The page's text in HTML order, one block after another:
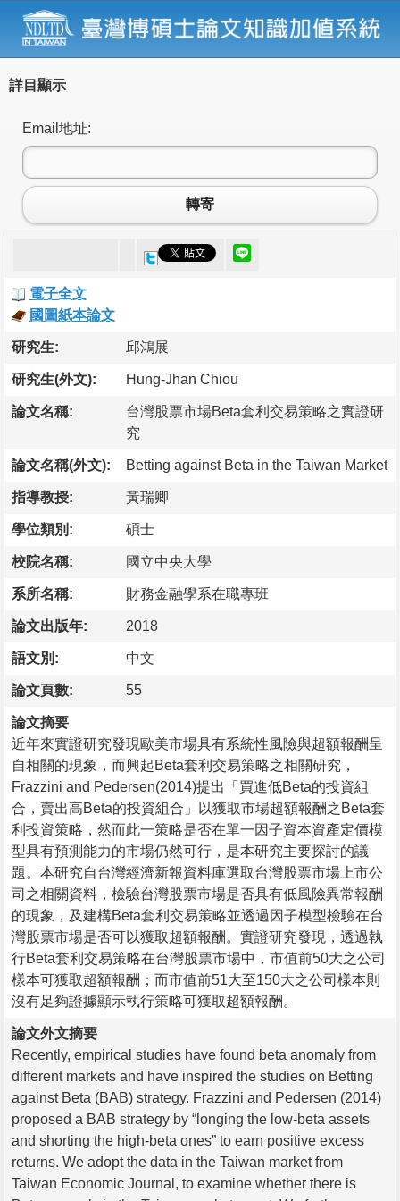
詳目顯示
Email地址:
轉寄
電子全文
國圖紙本論文
研究生: 邱鴻展
研究生(外文): Hung-Jhan Chiou
論文名稱:
台灣股票市場Beta套利交易策略之實證研
究
論文名稱(外文): Betting against Beta in the Taiwan Market
指導教授: 黃瑞卿
學位類別: 碩士
校院名稱: 國立中央大學
系所名稱: 財務金融學系在職專班
論文出版年: 2018
語文別: 中文
論文頁數: 55
論文摘要
近年來實證研究發現歐美市場具有系統性風險與超額報酬呈
自相關的現象，而興起Beta套利交易策略之相關研究，
Frazzini and Pedersen(2014)提出「買進低Beta的投資組
合，賣出高Beta的投資組合」以獲取市場超額報酬之Beta套
利投資策略，然而此一策略是否在單一因子資本資產定價模
型具有預測能力的市場仍然可行，是本研究主要探討的議
題。本研究自台灣經濟新報資料庫選取台灣股票市場上市公
司之相關資料，檢驗台灣股票市場是否具有低風險異常報酬
的現象，及建構Beta套利交易策略並透過因子模型檢驗在台
灣股票市場是否可以獲取超額報酬。實證研究發現，透過執
行Beta套利交易策略在台灣股票市場中，市值前50大之公司
樣本可獲取超額報酬；而市值前51大至150大之公司樣本則
沒有足夠證據顯示執行策略可獲取超額報酬。
論文外文摘要
Recently, empirical studies have found beta anomaly from
different markets and have inspired the studies on Betting
against Beta (BAB) strategy. Frazzini and Pedersen (2014)
proposed a BAB strategy by “longing the low-beta assets
and shorting the high-beta ones” to earn positive excess
returns. We adopt the data in the Taiwan market from
Taiwan Economic Journal, to examine whether there is